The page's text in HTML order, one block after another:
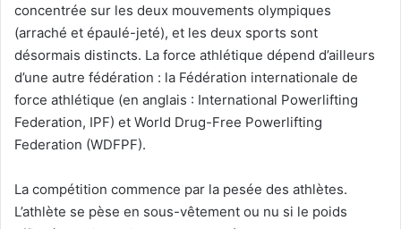
concentrée sur les deux mouvements olympiques
(arraché et épaulé-jeté), et les deux sports sont
désormais distincts. La force athlétique dépend d’ailleurs
d’une autre fédération : la Fédération internationale de
force athlétique (en anglais : International Powerlifting
Federation, IPF) et World Drug-Free Powerlifting
Federation (WDFPF).
La compétition commence par la pesée des athlètes.
L’athlète se pèse en sous-vêtement ou nu si le poids